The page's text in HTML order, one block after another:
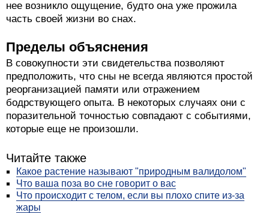
нее возникло ощущение, будто она уже прожила
часть своей жизни во снах.
Пределы объяснения
В совокупности эти свидетельства позволяют
предположить, что сны не всегда являются простой
реорганизацией памяти или отражением
бодрствующего опыта. В некоторых случаях они с
поразительной точностью совпадают с событиями,
которые еще не произошли.
Читайте также
Какое растение называют "природным валидолом"
Что ваша поза во сне говорит о вас
Что происходит с телом, если вы плохо спите из-за
жары